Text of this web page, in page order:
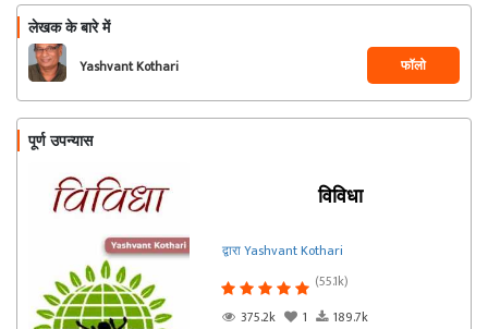
लेखक के बारे में
Yashvant Kothari फॉलो
पूर्ण उपन्यास
विविधा
द्वारा Yashvant Kothari
(55.1k)
375.2k
1 189.7k